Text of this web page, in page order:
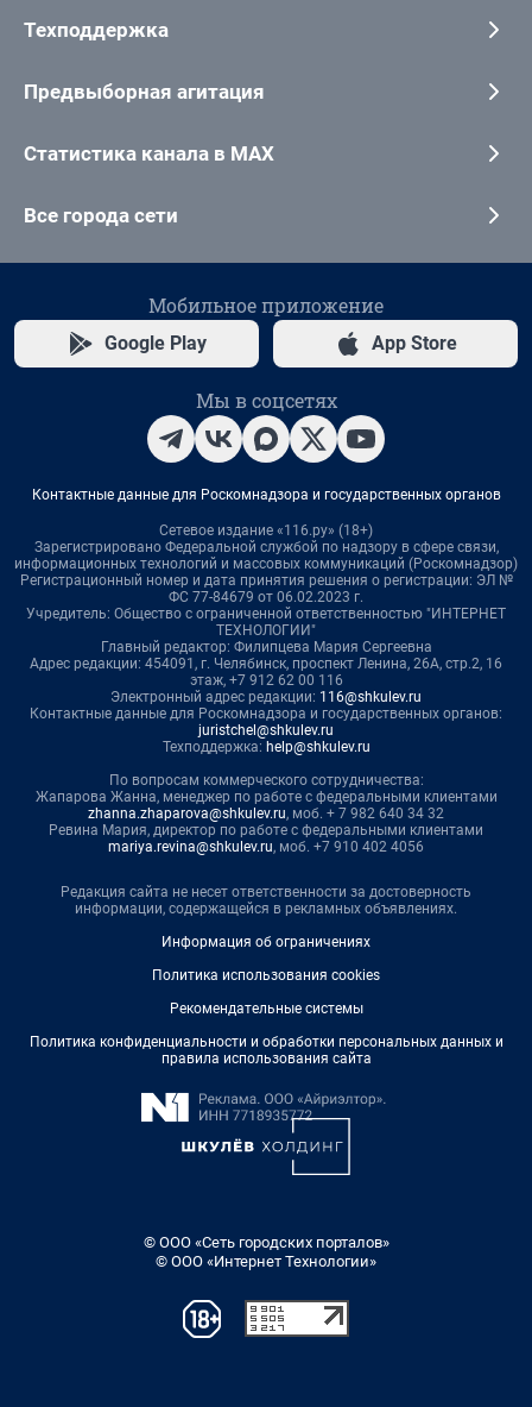
Техподдержка
Предвыборная агитация
Статистика канала в MAX
Все города сети
Мобильное приложение
Google Play App Store
Мы в соцсетях
Контактные данные для Роскомнадзора и государственных органов
Сетевое издание «116.ру» (18+)
Зарегистрировано Федеральной службой по надзору в сфере связи,
информационных технологий и массовых коммуникаций (Роскомнадзор)
Регистрационный номер и дата принятия решения о регистрации: ЭЛ №
ФС 77-84679 от 06.02.2023 г.
Учредитель: Общество с ограниченной ответственностью "ИНТЕРНЕТ
ТЕХНОЛОГИИ"
Главный редактор: Филипцева Мария Сергеевна
Адрес редакции: 454091, г. Челябинск, проспект Ленина, 26А, стр.2, 16
этаж, +7 912 62 00 116
Электронный адрес редакции: 116@shkulev.ru
Контактные данные для Роскомнадзора и государственных органов:
juristchel@shkulev.ru
Техподдержка: help@shkulev.ru
По вопросам коммерческого сотрудничества:
Жапарова Жанна, менеджер по работе с федеральными клиентами
zhanna.zhaparova@shkulev.ru, моб. + 7 982 640 34 32
Ревина Мария, директор по работе с федеральными клиентами
mariya.revina@shkulev.ru, моб. +7 910 402 4056
Редакция сайта не несет ответственности за достоверность
информации, содержащейся в рекламных объявлениях.
Информация об ограничениях
Политика использования cookies
Рекомендательные системы
Политика конфиденциальности и обработки персональных данных и
правила использования сайта
© ООО «Сеть городских порталов»
© ООО «Интернет Технологии»